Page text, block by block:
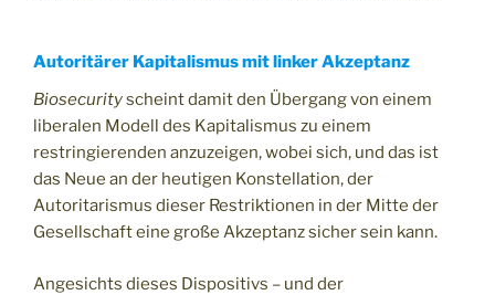
Autoritärer Kapitalismus mit linker Akzeptanz
Biosecurityscheint damit den Übergang von einem
liberalen Modell des Kapitalismus zu einem
restringierenden anzuzeigen, wobei sich, und das ist
das Neue an der heutigen Konstellation, der
Autoritarismus dieser Restriktionen in der Mitte der
Gesellschaft eine große Akzeptanz sicher sein kann.
Angesichts dieses Dispositivs – und der